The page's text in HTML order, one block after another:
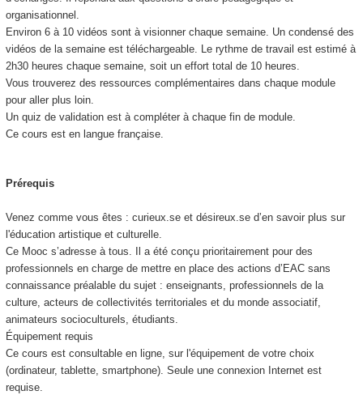
organisationnel.
Environ 6 à 10 vidéos sont à visionner chaque semaine. Un condensé des
vidéos de la semaine est téléchargeable. Le rythme de travail est estimé à
2h30 heures chaque semaine, soit un effort total de 10 heures.
Vous trouverez des ressources complémentaires dans chaque module
pour aller plus loin.
Un quiz de validation est à compléter à chaque fin de module.
Ce cours est en langue française.
Prérequis
Venez comme vous êtes : curieux.se et désireux.se d’en savoir plus sur
l'éducation artistique et culturelle.
Ce Mooc s’adresse à tous. Il a été conçu prioritairement pour des
professionnels en charge de mettre en place des actions d’EAC sans
connaissance préalable du sujet : enseignants, professionnels de la
culture, acteurs de collectivités territoriales et du monde associatif,
animateurs socioculturels, étudiants.
Équipement requis
Ce cours est consultable en ligne, sur l'équipement de votre choix
(ordinateur, tablette, smartphone). Seule une connexion Internet est
requise.